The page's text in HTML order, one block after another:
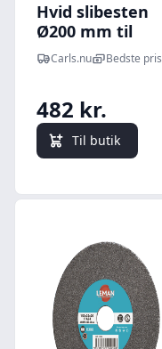
Hvid slibesten
Ø200 mm til
bænksliber -
korn 60
Carls.nu Bedste pris
482 kr.
Til butik